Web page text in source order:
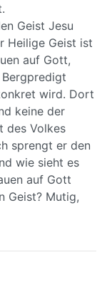
Geist Jesu
Heilige Geist ist
auf Gott,
Bergpredigt
wird. Dort
keine der
des Volkes
sprengt er den
wie sieht es
auf Gott
Geist? Mutig,